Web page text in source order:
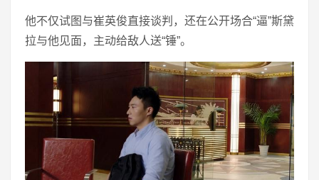
他不仅试图与崔英俊直接谈判，还在公开场合“逼”斯黛
拉与他见面，主动给敌人送“锤”。